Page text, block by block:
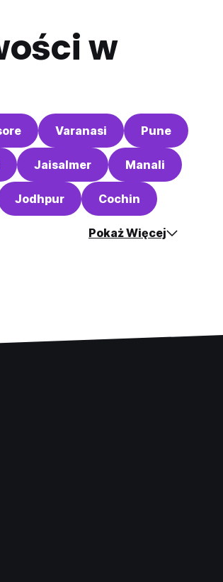
w
Varanasi Pune
Jaisalmer Manali
Jodhpur Cochin
Pokaż Więcej